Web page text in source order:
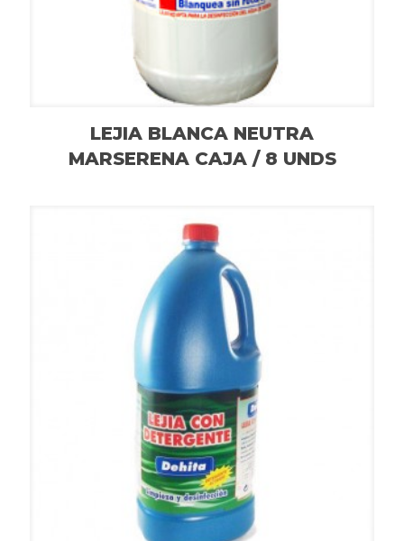
LEJIA BLANCA NEUTRA
MARSERENA CAJA / 8 UNDS